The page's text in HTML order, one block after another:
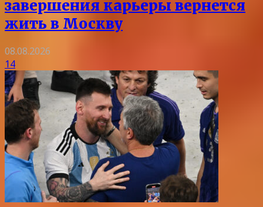
завершения карьеры вернется
жить в Москву
08.08.2026
14